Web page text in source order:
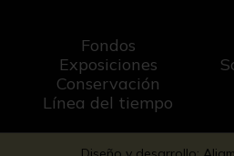
Fondos
Exposiciones
Conservación
Línea del tiempo